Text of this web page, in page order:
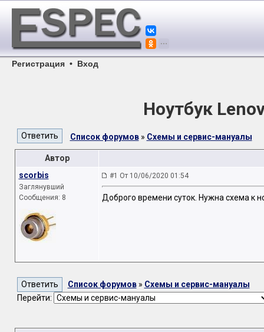
Регистрация • Вход
Ноутбук
Список форумов» Схемы и сервис-мануалы
Автор
scorbis
Заглянувший
Сообщения: 8
#1 От 10/06/2020 01:54
Доброго времени суток. Нужна схема к
Список форумов» Схемы и сервис-мануалы
Перейти: